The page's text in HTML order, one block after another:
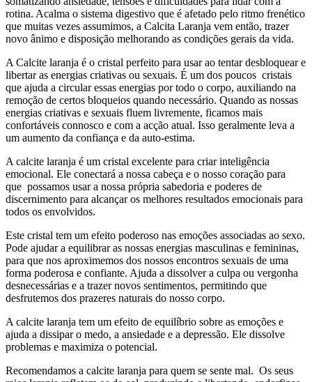
rotina. Acalma o sistema digestivo que é afetado pelo ritmo frenético
que muitas vezes assumimos, a Calcita Laranja vem então, trazer
novo ânimo e disposição melhorando as condições gerais da vida.
A Calcite laranja é o cristal perfeito para usar ao tentar desbloquear e
libertar as energias criativas ou sexuais. É um dos poucos cristais
que ajuda a circular essas energias por todo o corpo, auxiliando na
remoção de certos bloqueios quando necessário. Quando as nossas
energias criativas e sexuais fluem livremente, ficamos mais
confortáveis ​​connosco e com a acção atual. Isso geralmente leva a
um aumento da confiança e da auto-estima.
A calcite laranja é um cristal excelente para criar inteligência
emocional. Ele conectará a nossa cabeça e o nosso coração para
que possamos usar a nossa própria sabedoria e poderes de
discernimento para alcançar os melhores resultados emocionais para
todos os envolvidos.
Este cristal tem um efeito poderoso nas emoções associadas ao sexo.
Pode ajudar a equilibrar as nossas energias masculinas e femininas,
para que nos aproximemos dos nossos encontros sexuais de uma
forma poderosa e confiante. Ajuda a dissolver a culpa ou vergonha
desnecessárias e a trazer novos sentimentos, permitindo que
desfrutemos dos prazeres naturais do nosso corpo.
A calcite laranja tem um efeito de equilíbrio sobre as emoções e
ajuda a dissipar o medo, a ansiedade e a depressão. Ele dissolve
problemas e maximiza o potencial.
Recomendamos a calcite laranja para quem se sente mal. Os seus